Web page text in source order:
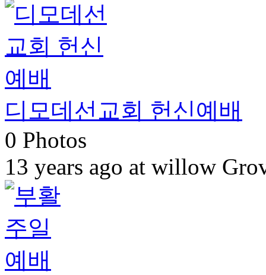
디모데선교회 헌신예배
0 Photos
13 years ago at willow